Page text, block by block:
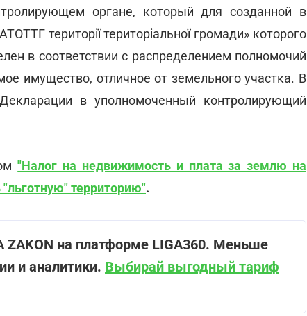
органе, который для созданной в
території територіальної громади» которого
в соответствии с распределением полномочий
имущество, отличное от земельного участка. В
в уполномоченный контролирующий
"Налог на недвижимость и плата за землю на
территорию".
ZAKON на платформе LIGA360. Меньше
и аналитики. Выбирай выгодный тариф